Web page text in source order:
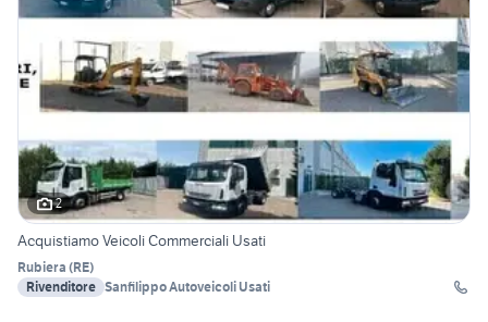
2
Acquistiamo Veicoli Commerciali Usati
Rubiera (RE)
Rivenditore Sanfilippo Autoveicoli Usati